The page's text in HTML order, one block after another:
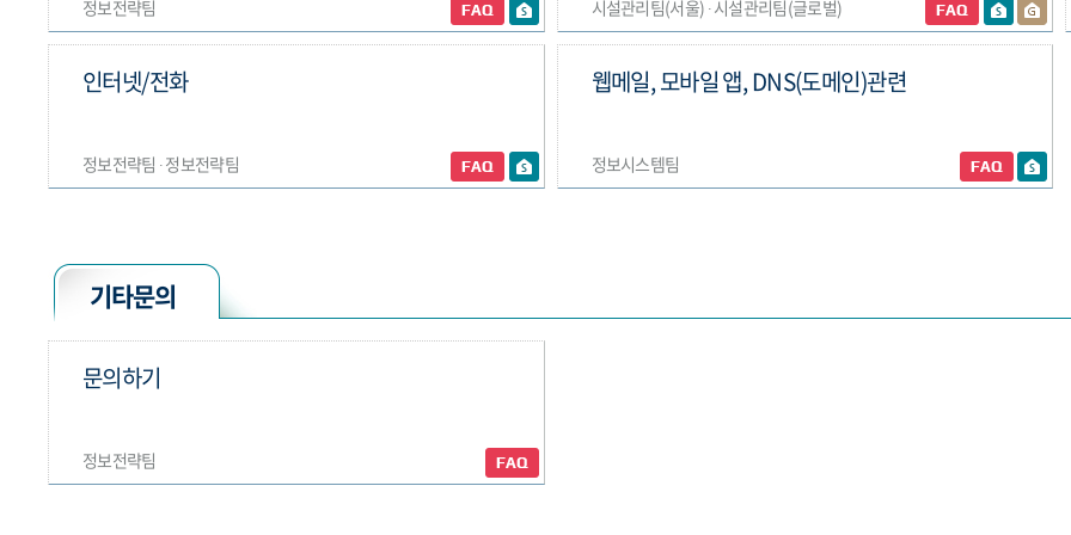
정보전략팀 시설관리팀(서울) ∙ 시설관리팀(글로벌)
정보전략팀 ∙ 정보전략팀
인터넷/전화
정보시스템팀
웹메일, 모바일 앱, DNS(도메인)관련
기타문의
정보전략팀
문의하기